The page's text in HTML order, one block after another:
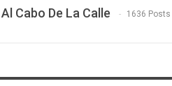
Al Cabo De La Calle 1636 Posts